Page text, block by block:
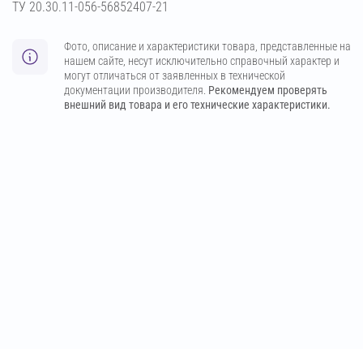
ТУ 20.30.11-056-56852407-21
Фото, описание и характеристики товара, представленные на
нашем сайте, несут исключительно справочный характер и
могут отличаться от заявленных в технической
документации производителя. Рекомендуем проверять
внешний вид товара и его технические характеристики.